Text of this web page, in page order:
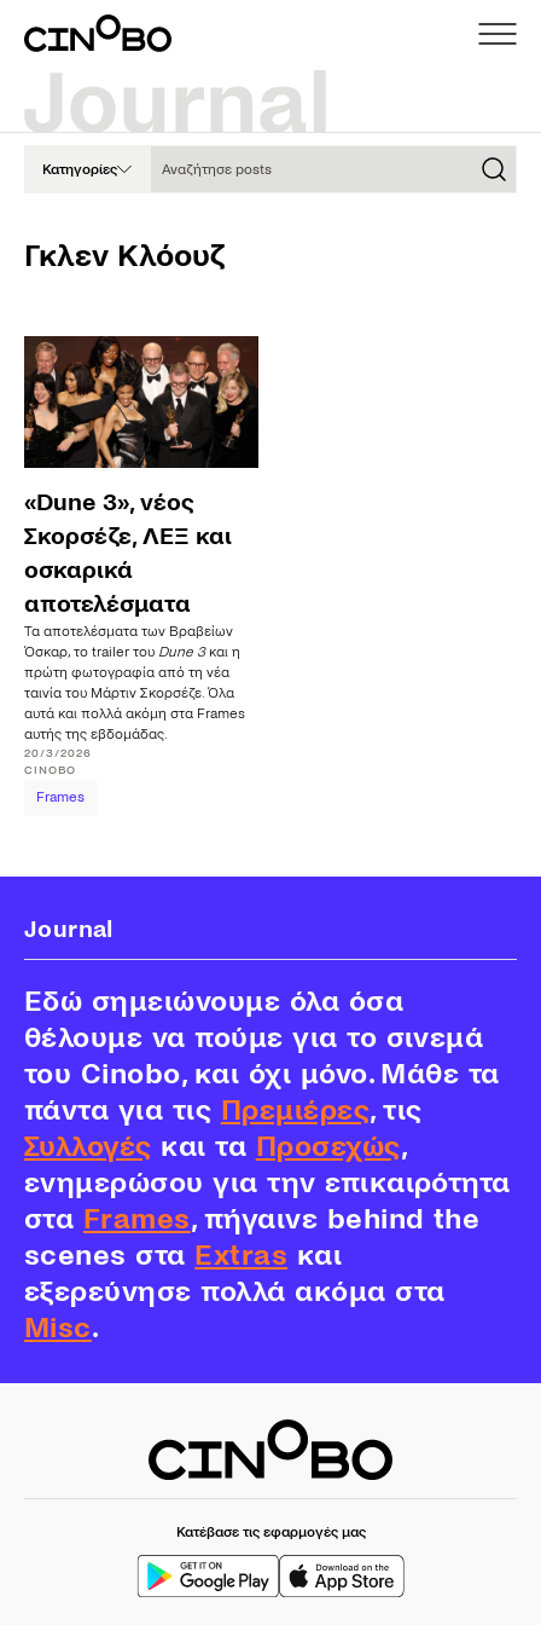
Κατηγορίες
Γκλεν Κλόουζ
«Dune 3», νέος
Σκορσέζε, ΛΕΞ και
οσκαρικά
αποτελέσματα
Τα αποτελέσματα των Βραβείων
Όσκαρ, το trailer του Dune 3και η
πρώτη φωτογραφία από τη νέα
ταινία του Μάρτιν Σκορσέζε. Όλα
αυτά και πολλά ακόμη στα Frames
αυτής της εβδομάδας.
20/3/2026
CINOBO
Frames
Journal
Εδώ σημειώνουμε όλα όσα
θέλουμε να πούμε για το σινεμά
του Cinobo, και όχι μόνο. Μάθε τα
πάντα για τις Πρεμιέρες, τις
Συλλογές και τα Προσεχώς,
ενημερώσου για την επικαιρότητα
στα Frames, πήγαινε behind the
scenes στα Extras και
εξερεύνησε πολλά ακόμα στα
Misc.
Κατέβασε τις εφαρμογές μας